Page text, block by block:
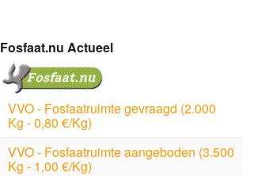
Fosfaat.nu Actueel
VVO - Fosfaatruimte gevraagd (2.000
Kg - 0,80 €/Kg)
VVO - Fosfaatruimte aangeboden (3.500
Kg - 1,00 €/Kg)